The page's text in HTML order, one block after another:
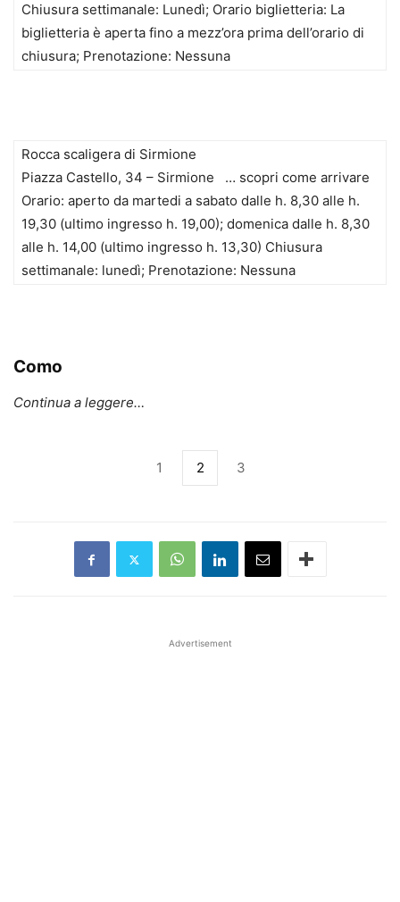
Chiusura settimanale: Lunedì; Orario biglietteria: La
biglietteria è aperta fino a mezz’ora prima dell’orario di
chiusura; Prenotazione: Nessuna
Rocca scaligera di Sirmione
Piazza Castello, 34 – Sirmione … scopri come arrivare
Orario: aperto da martedi a sabato dalle h. 8,30 alle h.
19,30 (ultimo ingresso h. 19,00); domenica dalle h. 8,30
alle h. 14,00 (ultimo ingresso h. 13,30) Chiusura
settimanale: lunedì; Prenotazione: Nessuna
Como
Continua a leggere…
1 2 3
Advertisement